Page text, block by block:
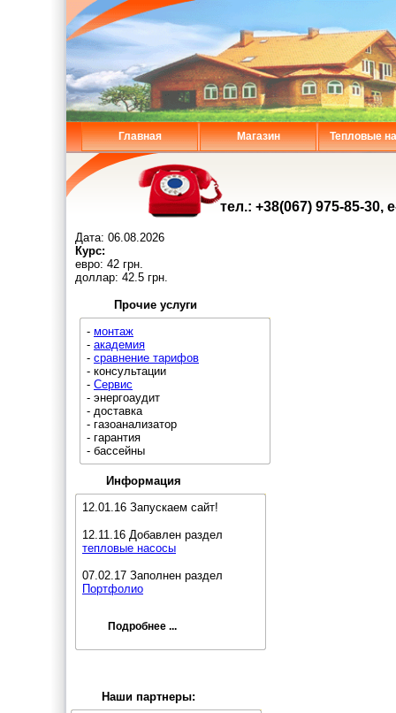
Главная Магазин Тепловые
тел.: +38(067) 975-85-30,
Дата: 06.08.2026
Курс:
евро: 42 грн.
доллар: 42.5 грн.
Прочие услуги
- монтаж
- академия
- сравнение тарифов
- консультации
- Сервис
- энергоаудит
- доставка
- газоанализатор
- гарантия
- бассейны
Информация
12.01.16 Запускаем сайт!
12.11.16 Добавлен раздел
тепловые насосы
07.02.17 Заполнен раздел
Портфолио
Подробнее ...
Наши партнеры: